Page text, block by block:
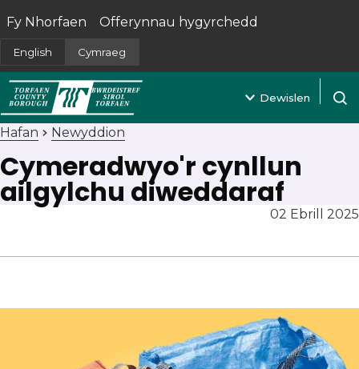
English Cymraeg
Fy Nhorfaen
(yn agor mewn tab newydd)
Offerynnau hygyrchedd
Dewislen
Hafan Newyddion
Cymeradwyo'r cynllun
ailgylchu diweddaraf
02 Ebrill 2025